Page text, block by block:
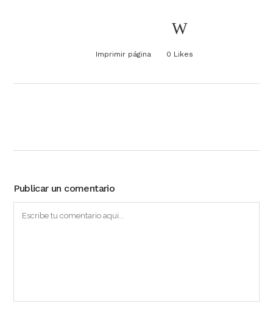
Imprimir página 0 Likes
Publicar un comentario